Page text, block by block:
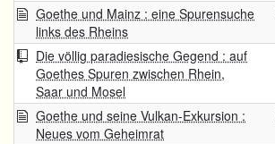
Goethe und Mainz : eine Spurensuche
links des Rheins
Die völlig paradiesische Gegend : auf
Goethes Spuren zwischen Rhein,
Saar und Mosel
Goethe und seine Vulkan-Exkursion :
Neues vom Geheimrat